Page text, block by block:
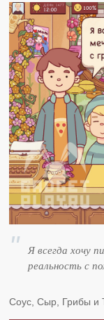
Я всегда хочу
реальность с
Соус, Сыр, Грибы и